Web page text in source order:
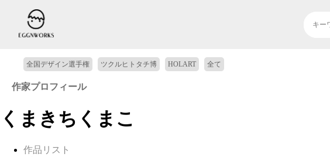
全国デザイン選手権 ツクルヒトタチ博 HOLART 全て
作家プロフィール
くまきちくまこ
作品リスト